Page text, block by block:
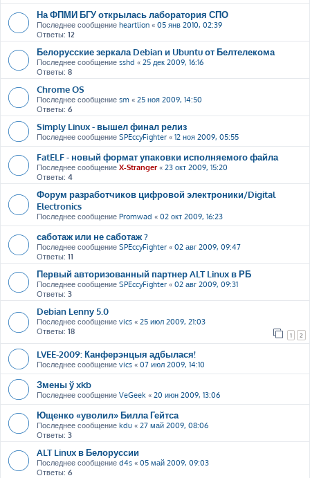
На ФПМИ БГУ открылась лаборатория СПО
Последнее сообщение heartlion « 05 янв 2010, 02:39
Ответы: 12
Белорусские зеркала Debian и Ubuntu от Белтелекома
Последнее сообщение sshd « 25 дек 2009, 16:16
Ответы: 8
Chrome OS
Последнее сообщение sm « 25 ноя 2009, 14:50
Ответы: 6
Simply Linux - вышел финал релиз
Последнее сообщение SPEccyFighter « 12 ноя 2009, 05:55
FatELF - новый формат упаковки исполняемого файла
Последнее сообщение X-Stranger« 23 окт 2009, 15:20
Ответы: 4
Форум разработчиков цифровой электроники/Digital
Electronics
Последнее сообщение Promwad « 02 окт 2009, 16:23
саботаж или не саботаж ?
Последнее сообщение SPEccyFighter « 02 авг 2009, 09:47
Ответы: 11
Первый авторизованный партнер ALT Linux в РБ
Последнее сообщение SPEccyFighter « 02 авг 2009, 09:31
Ответы: 3
Debian Lenny 5.0
Последнее сообщение vics « 25 июл 2009, 21:03
Ответы: 18 1 2
LVEE-2009: Канферэнцыя адбылася!
Последнее сообщение vics « 07 июл 2009, 14:10
Змены ў xkb
Последнее сообщение VeGeek « 20 июн 2009, 13:06
Ющенко «уволил» Билла Гейтса
Последнее сообщение kdu « 27 май 2009, 08:06
Ответы: 3
ALT Linux в Белоруссии
Последнее сообщение d4s « 05 май 2009, 09:03
Ответы: 6